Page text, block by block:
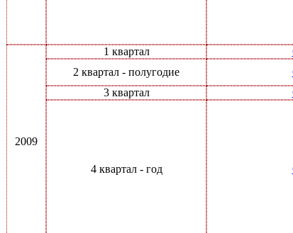
2009
1 квартал
2 квартал - полугодие
3 квартал
4 квартал - год